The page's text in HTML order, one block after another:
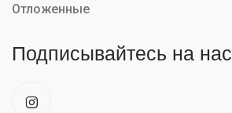
Отложенные
Подписывайтесь на нас